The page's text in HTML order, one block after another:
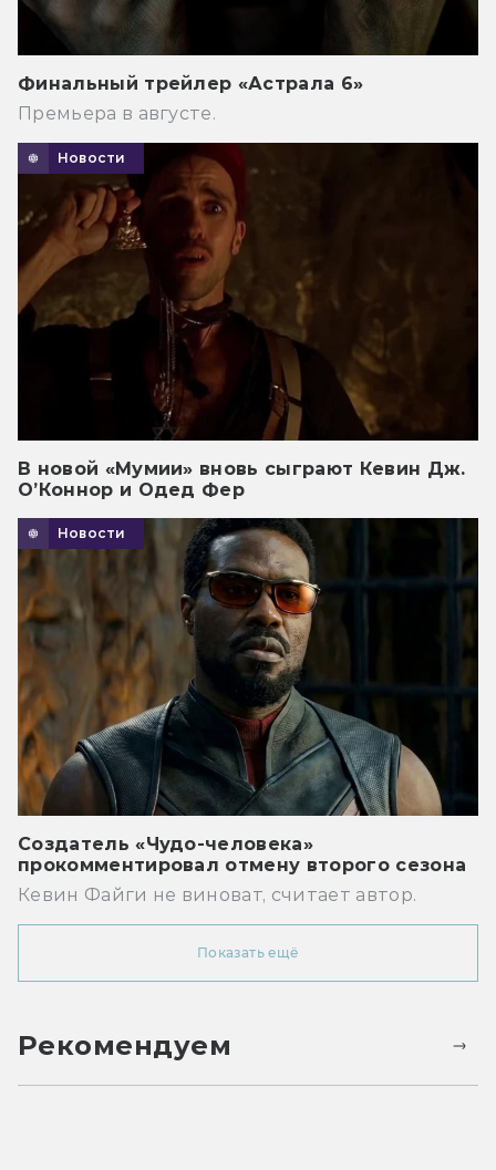
Финальный трейлер «Астрала 6»
Премьера в августе.
Новости
В новой «Мумии» вновь сыграют Кевин Дж.
О’Коннор и Одед Фер
Новости
Создатель «Чудо-человека»
прокомментировал отмену второго сезона
Кевин Файги не виноват, считает автор.
Показать ещё
Рекомендуем